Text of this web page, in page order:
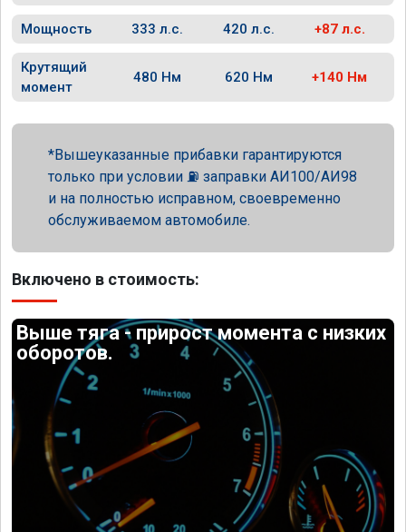
Мощность 333 л.с. 420 л.с. +87 л.с.
Крутящий
момент
480 Нм 620 Нм +140 Нм
Вышеуказанные прибавки гарантируются
только при условии ⛽ заправки АИ100/АИ98
и на полностью исправном, своевременно
обслуживаемом автомобиле.
Включено в стоимость:
Выше тяга - прирост момента с низких
оборотов.